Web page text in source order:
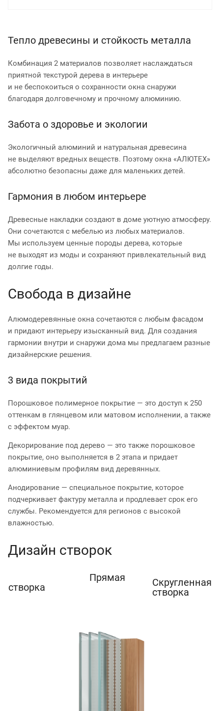
Тепло древесины и стойкость металла
Комбинация 2 материалов позволяет наслаждаться
приятной текстурой дерева в интерьере
и не беспокоиться о сохранности окна снаружи
благодаря долговечному и прочному алюминию.
Забота о здоровье и экологии
Экологичный алюминий и натуральная древесина
не выделяют вредных веществ. Поэтому окна «АЛЮТЕХ»
абсолютно безопасны даже для маленьких детей.
Гармония в любом интерьере
Древесные накладки создают в доме уютную атмосферу.
Они сочетаются с мебелью из любых материалов.
Мы используем ценные породы дерева, которые
не выходят из моды и сохраняют привлекательный вид
долгие годы.
Свобода в дизайне
Алюмодеревянные окна сочетаются с любым фасадом
и придают интерьеру изысканный вид. Для создания
гармонии внутри и снаружи дома мы предлагаем разные
дизайнерские решения.
3 вида покрытий
Порошковое полимерное покрытие — это доступ к 250
оттенкам в глянцевом или матовом исполнении, а также
с эффектом муар.
Декорирование под дерево — это также порошковое
покрытие, оно выполняется в 2 этапа и придает
алюминиевым профилям вид деревянных.
Анодирование — специальное покрытие, которое
подчеркивает фактуру металла и продлевает срок его
службы. Рекомендуется для регионов с высокой
влажностью.
Дизайн створок
Прямая
створка
Скругленная
створка